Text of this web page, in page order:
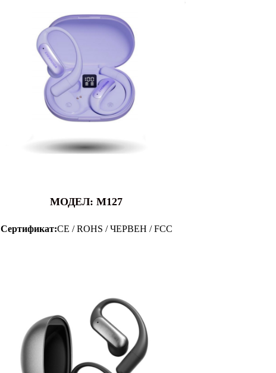
МОДЕЛ: M127
Сертификат:CE / ROHS / ЧЕРВЕН / FCC